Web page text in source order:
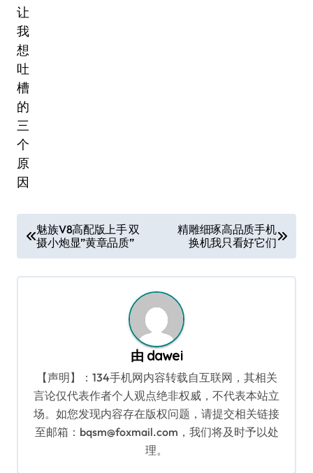
章
导
魅族V8高配版上手 双
摄小炮显”黄章品质”
精雕细琢高品质手机
换机我只看好它们
由 dawei
【声明】：134手机网内容转载自互联网，其相关
言论仅代表作者个人观点绝非权威，不代表本站立
场。如您发现内容存在版权问题，请提交相关链接
至邮箱：bqsm@foxmail.com，我们将及时予以处
理。